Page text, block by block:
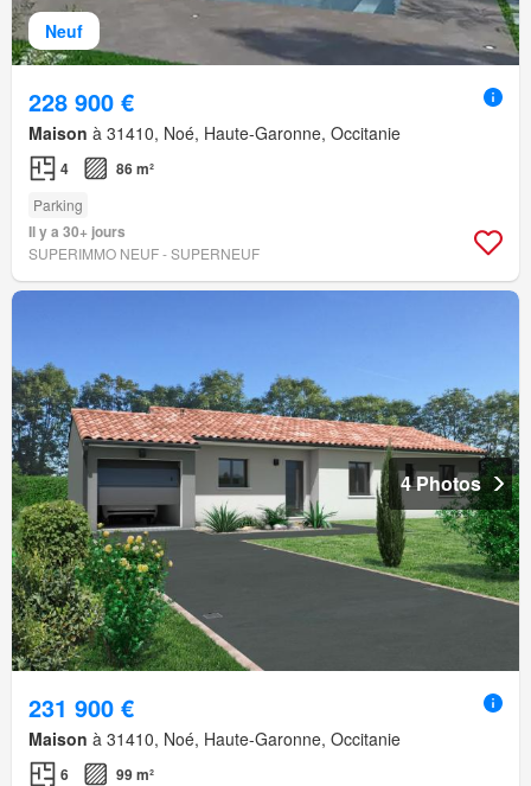
Neuf
228 900 €
Maison à 31410, Noé, Haute-Garonne, Occitanie
4 86 m²
Parking
Il y a 30+ jours
SUPERIMMO NEUF - SUPERNEUF
4 Photos
231 900 €
Maison à 31410, Noé, Haute-Garonne, Occitanie
6 99 m²